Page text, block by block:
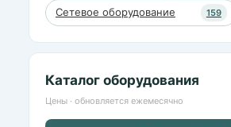
Сетевое оборудование 159
Каталог оборудования
Цены · обновляется ежемесячно